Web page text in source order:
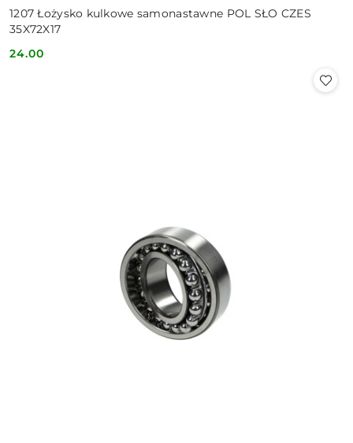
1207 Łożysko kulkowe samonastawne POL SŁO CZES
35X72X17
Cena:
24.00